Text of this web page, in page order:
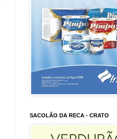
SACOLÃO DA RECA - CRATO